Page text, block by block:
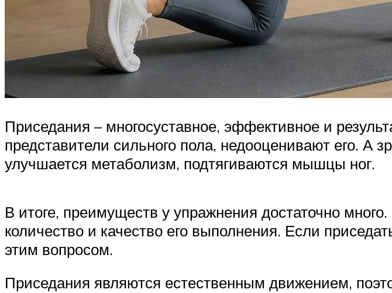
Приседания – многосуставное, эффективное и
представители сильного пола, недооценивают его. А
улучшается метаболизм, подтягиваются мышцы ног.
В итоге, преимуществ у упражнения достаточно
количество и качество его выполнения. Если
этим вопросом.
Приседания являются естественным движением,